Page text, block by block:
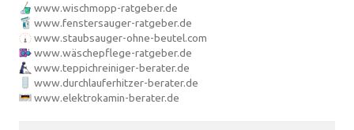
www.wischmopp-ratgeber.de
www.fenstersauger-ratgeber.de
www.staubsauger-ohne-beutel.com
www.wäschepflege-ratgeber.de
www.teppichreiniger-berater.de
www.durchlauferhitzer-berater.de
www.elektrokamin-berater.de